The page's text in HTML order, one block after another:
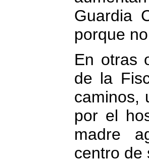
Guardia
porque
En otras
de la
caminos,
por el
madre
centro de